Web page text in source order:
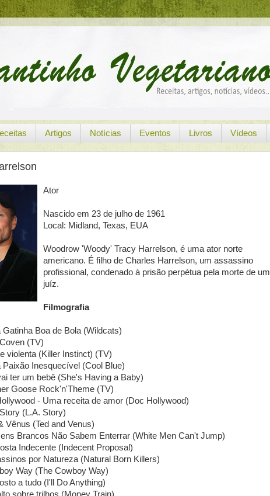
Artigos Notícias Eventos Livros Vídeos
Ator
Nascido em 23 de julho de 1961
Local: Midland, Texas, EUA
Woodrow 'Woody' Tracy Harrelson, é uma ator norte
americano. É filho de Charles Harrelson, um assassino
profissional, condenado à prisão perpétua pela morte de um
juíz.
Filmografia
Gatinha Boa de Bola (Wildcats)
(TV)
violenta (Killer Instinct) (TV)
Paixão Inesquecível (Cool Blue)
ter um bebê (She's Having a Baby)
Goose Rock'n'Theme (TV)
- Uma receita de amor (Doc Hollywood)
(L.A. Story)
Vênus (Ted and Venus)
Brancos Não Sabem Enterrar (White Men Can't Jump)
Indecente (Indecent Proposal)
por Natureza (Natural Born Killers)
Way (The Cowboy Way)
a tudo (I'll Do Anything)